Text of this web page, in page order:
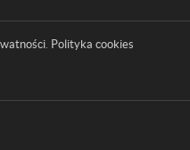
Polityka cookies